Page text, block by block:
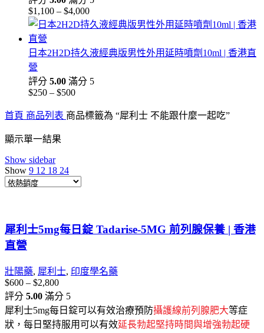
$2,100
$1,100 – $4,000價
格
圍：
到
日本2H2D持久液經典版男性外用延時噴劑10ml | 香港直
營
評分 5.00 滿分 5
$250 – $500價
格
範
首頁 商品列表 商品標籤為 “犀利士 不能跟什麼一起吃”
顯示單一結果
Show sidebar
Show 9 12 18 24
犀利士5mg每日錠 Tadarise-5MG 前列腺保養 | 香港
直營
壯陽藥, 犀利士, 印度學名藥
$600 – $2,800價
格
範
圍：
評分 5.00 滿分 5
犀利士5mg每日錠可以有效治療預防攝護線前列腺肥大等症
狀，每日堅持服用可以有效延長勃起堅持時間與增強勃起硬